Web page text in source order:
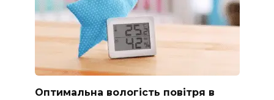
Оптимальна вологість повітря в